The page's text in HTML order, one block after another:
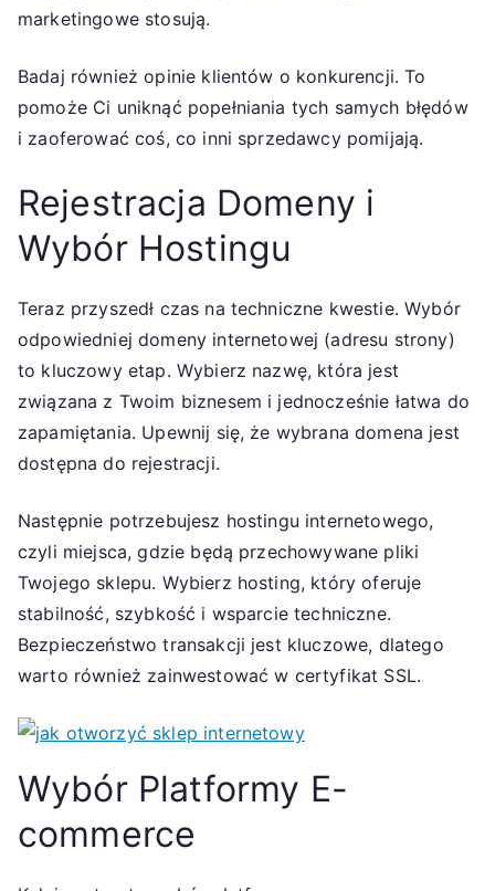
marketingowe stosują.
Badaj również opinie klientów o konkurencji. To
pomoże Ci uniknąć popełniania tych samych błędów
i zaoferować coś, co inni sprzedawcy pomijają.
Rejestracja Domeny i
Wybór Hostingu
Teraz przyszedł czas na techniczne kwestie. Wybór
odpowiedniej domeny internetowej (adresu strony)
to kluczowy etap. Wybierz nazwę, która jest
związana z Twoim biznesem i jednocześnie łatwa do
zapamiętania. Upewnij się, że wybrana domena jest
dostępna do rejestracji.
Następnie potrzebujesz hostingu internetowego,
czyli miejsca, gdzie będą przechowywane pliki
Twojego sklepu. Wybierz hosting, który oferuje
stabilność, szybkość i wsparcie techniczne.
Bezpieczeństwo transakcji jest kluczowe, dlatego
warto również zainwestować w certyfikat SSL.
Wybór Platformy E-
commerce